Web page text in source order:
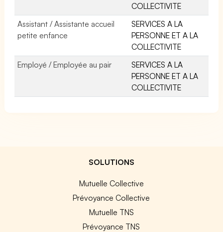
COLLECTIVITE
Assistant / Assistante accueil
petite enfance
SERVICES A LA
PERSONNE ET A LA
COLLECTIVITE
Employé / Employée au pair
SERVICES A LA
PERSONNE ET A LA
COLLECTIVITE
SOLUTIONS
Mutuelle Collective
Prévoyance Collective
Mutuelle TNS
Prévoyance TNS